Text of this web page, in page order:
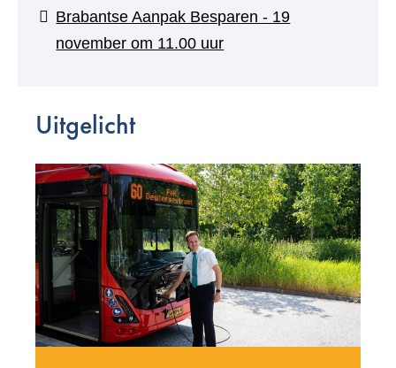
website)
naar
een
Brabantse Aanpak Besparen - 19
november om 11.00 uur(verwijst
Uitgelicht